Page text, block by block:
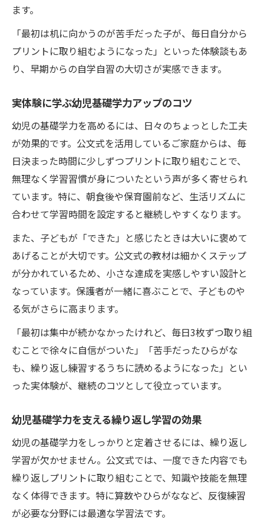
ます。
「最初は机に向かうのが苦手だった子が、毎日自分から
プリントに取り組むようになった」といった体験談もあ
り、早期からの自学自習の大切さが実感できます。
実体験に学ぶ幼児基礎学力アップのコツ
幼児の基礎学力を高めるには、日々のちょっとした工夫
が効果的です。公文式を活用しているご家庭からは、毎
日決まった時間に少しずつプリントに取り組むことで、
無理なく学習習慣が身についたという声が多く寄せられ
ています。特に、朝食後や保育園前など、生活リズムに
合わせて学習時間を設定すると継続しやすくなります。
また、子どもが「できた」と感じたときは大いに褒めて
あげることが大切です。公文式の教材は細かくステップ
が分かれているため、小さな達成を実感しやすい設計と
なっています。保護者が一緒に喜ぶことで、子どものや
る気がさらに高まります。
「最初は集中が続かなかったけれど、毎日3枚ずつ取り組
むことで徐々に自信がついた」「苦手だったひらがな
も、繰り返し練習するうちに読めるようになった」とい
った実体験が、継続のコツとして役立っています。
幼児基礎学力を支える繰り返し学習の効果
幼児の基礎学力をしっかりと定着させるには、繰り返し
学習が欠かせません。公文式では、一度できた内容でも
繰り返しプリントに取り組むことで、知識や技能を無理
なく体得できます。特に算数やひらがななど、反復練習
が必要な分野には最適な学習法です。